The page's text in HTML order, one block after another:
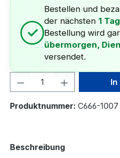
✓
Bestellen und
der nächsten 1
Bestellung wird
übermorgen,
versendet.
Produkt Anzahl: In
Produktnummer: C666-1007
Beschreibung